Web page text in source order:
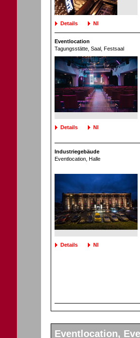
Details NI
Eventlocation
Tagungsstätte , Saal, Festsaal
Details NI
Industriegebäude
Eventlocation , Halle
Details NI
Eventlocation,